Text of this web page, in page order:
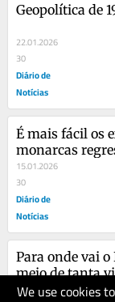
We use cookies
Geopolítica de
22.01.2026
30
Diário de
Notícias
É mais fácil os
monarcas
do que as
15.01.2026
30
Diário de
Notícias
Para onde vai
meio de tanta
12.01.2026